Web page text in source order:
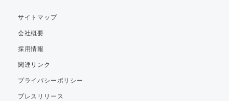
サイトマップ
会社概要
採用情報
関連リンク
プライバシーポリシー
プレスリリース